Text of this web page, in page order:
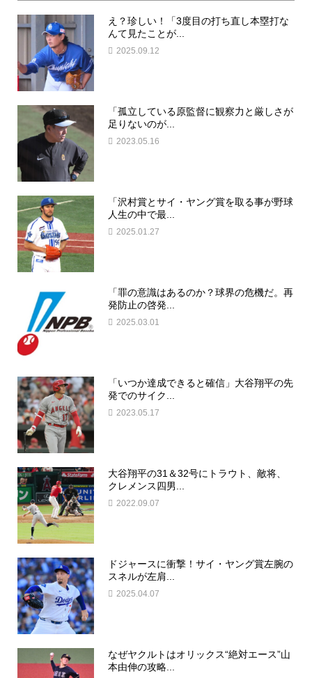
え？珍しい！「3度目の打ち直し本塁打な
んて見たことが...
2025.09.12
「孤立している原監督に観察力と厳しさが
足りないのが...
2023.05.16
「沢村賞とサイ・ヤング賞を取る事が野球
人生の中で最...
2025.01.27
「罪の意識はあるのか？球界の危機だ。再
発防止の啓発...
2025.03.01
「いつか達成できると確信」大谷翔平の先
発でのサイク...
2023.05.17
大谷翔平の31＆32号にトラウト、敵将、
クレメンス四男...
2022.09.07
ドジャースに衝撃！サイ・ヤング賞左腕の
スネルが左肩...
2025.04.07
なぜヤクルトはオリックス“絶対エース”山
本由伸の攻略...